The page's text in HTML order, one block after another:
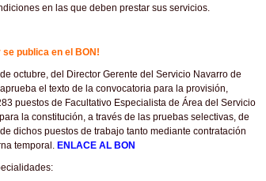
en las que deben prestar sus servicios.
se publica en el BON!
octubre, del Director Gerente del Servicio Navarro de
el texto de la convocatoria para la provisión,
puestos de Facultativo Especialista de Área del Servicio
la constitución, a través de las pruebas selectivas, de
dichos puestos de trabajo tanto mediante contratación
temporal. ENLACE AL BON